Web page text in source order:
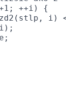
++i) {
i)